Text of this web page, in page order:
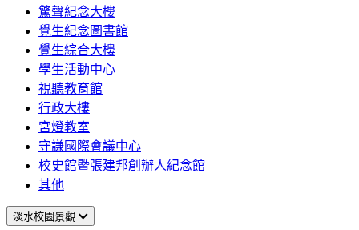
驚聲紀念大樓
覺生紀念圖書館
覺生綜合大樓
學生活動中心
視聽教育館
行政大樓
宮燈教室
守謙國際會議中心
校史館暨張建邦創辦人紀念館
其他
淡水校園景觀